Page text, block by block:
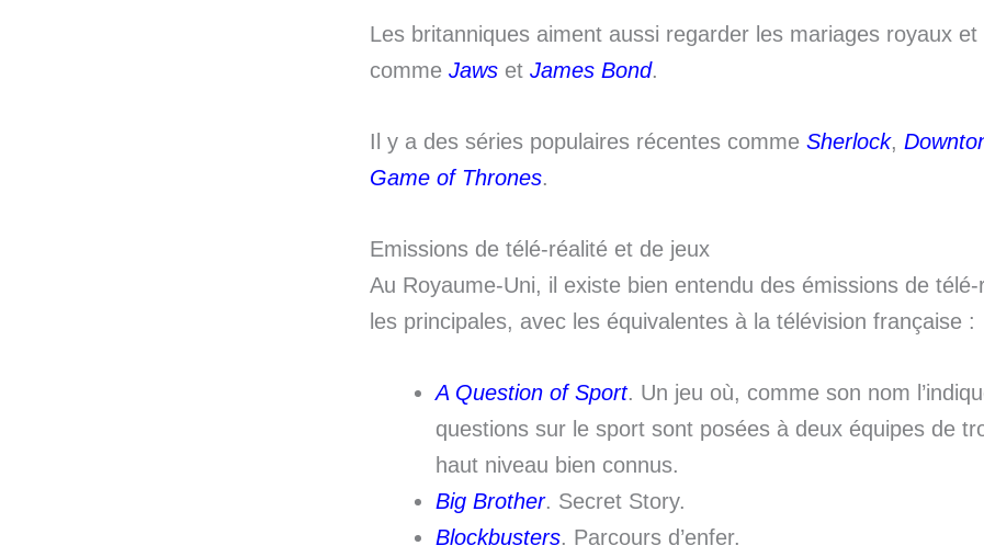
Les britanniques aiment aussi regarder les mariages royaux et
comme Jaws et James Bond.
Il y a des séries populaires récentes comme Sherlock,
Game of Thrones.
Emissions de télé-réalité et de jeux
Au Royaume-Uni, il existe bien entendu des émissions de télé-
les principales, avec les équivalentes à la télévision française :
A Question of Sport. Un jeu où, comme son nom
questions sur le sport sont posées à deux équipes de
haut niveau bien connus.
Big Brother. Secret Story.
Blockbusters. Parcours d’enfer.